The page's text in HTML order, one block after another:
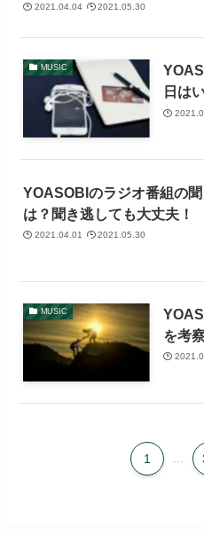
2021.04.04 2021.05.30
MUSIC
日は
YOASOBIのラジオ番組の
は？聞き逃しても大丈夫！
2021.04.01 2021.05.30
MUSIC
を考
1 ...